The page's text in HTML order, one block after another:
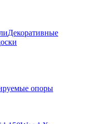
Декоративные
опоры